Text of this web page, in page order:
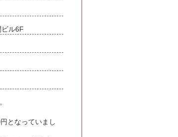
ル6F
となっていまし